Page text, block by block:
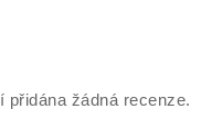
přidána žádná recenze.